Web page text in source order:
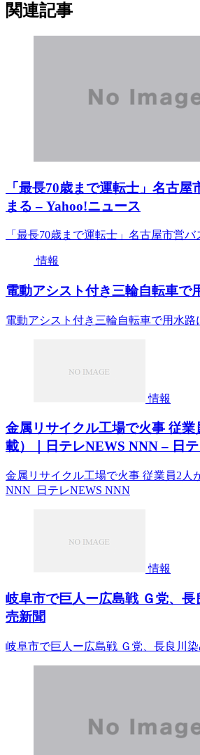
関連記事
「最長70歳まで運転士」名古
まる – Yahoo!ニュース
「最長70歳まで運転士」名古屋市営
情報
電動アシスト付き三輪自転車で
電動アシスト付き三輪自転車で用水
情報
金属リサイクル工場で火事 従
載）｜日テレNEWS NNN – 日
金属リサイクル工場で火事 従業員2人
NNN 日テレNEWS NNN
情報
岐阜市で巨人ー広島戦 Ｇ党、
売新聞
岐阜市で巨人ー広島戦 Ｇ党、長良川